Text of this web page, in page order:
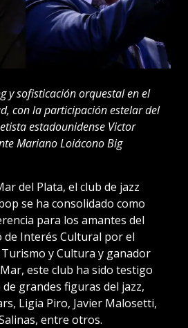
y sofisticación orquestal en el
con la participación estelar del
estadounidense Victor
Mariano Loiácono Big
del Plata, el club de jazz
se ha consolidado como
para los amantes del
de Interés Cultural por el
y Cultura y ganador
este club ha sido testigo
grandes figuras del jazz,
Ligia Piro, Javier Malosetti,
entre otros.